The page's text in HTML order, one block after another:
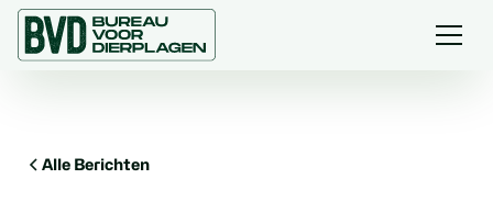
Alle Berichten